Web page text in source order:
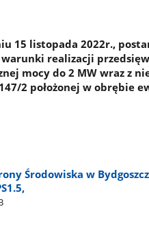
15 listopada 2022r.,
warunki realizacji
mocy do 2 MW wraz z
2 położonej w obrębie
Środowiska w